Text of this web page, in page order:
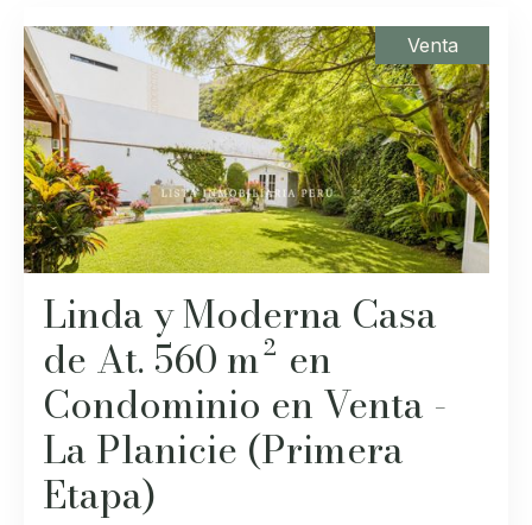
Venta
Linda y Moderna Casa
de At. 560 m² en
Condominio en Venta -
La Planicie (Primera
Etapa)